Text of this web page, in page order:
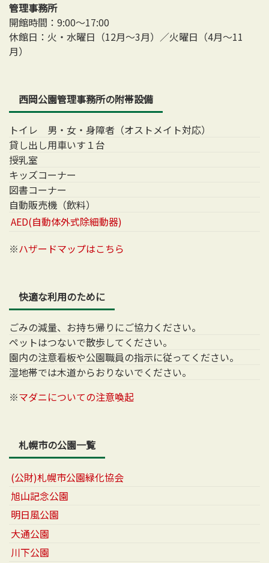
管理事務所
開館時間：9:00～17:00
休館日：火・水曜日（12月～3月）／火曜日（4月～11
月）
西岡公園管理事務所の附帯設備
トイレ 男・女・身障者（オストメイト対応）
貸し出し用車いす１台
授乳室
キッズコーナー
図書コーナー
自動販売機（飲料）
AED(自動体外式除細動器)
※ハザードマップはこちら
快適な利用のために
ごみの減量、お持ち帰りにご協力ください。
ペットはつないで散歩してください。
園内の注意看板や公園職員の指示に従ってください。
湿地帯では木道からおりないでください。
※マダニについての注意喚起
札幌市の公園一覧
(公財)札幌市公園緑化協会
旭山記念公園
明日風公園
大通公園
川下公園